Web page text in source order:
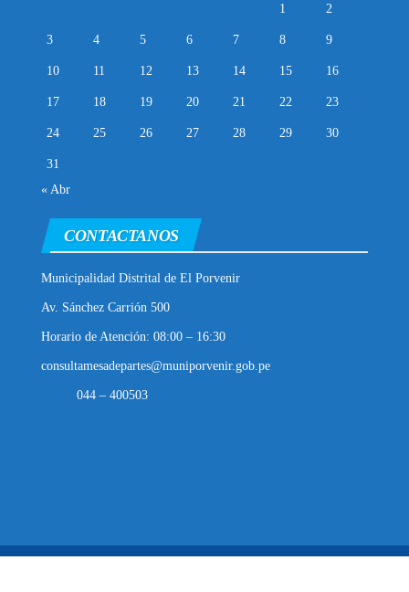
1 2
3 4 5 6 7 8 9
10 11 12 13 14 15 16
17 18 19 20 21 22 23
24 25 26 27 28 29 30
31
« Abr
CONTACTANOS
Municipalidad Distrital de El Porvenir
Av. Sánchez Carrión 500
Horario de Atención: 08:00 – 16:30
consultamesadepartes@muniporvenir.gob.pe
044 – 400503